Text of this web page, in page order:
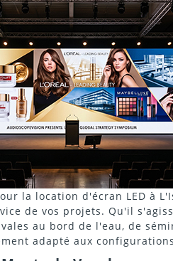
la location d'écran LED à
de vos projets. Qu'il
au bord de l'eau, de
adapté aux